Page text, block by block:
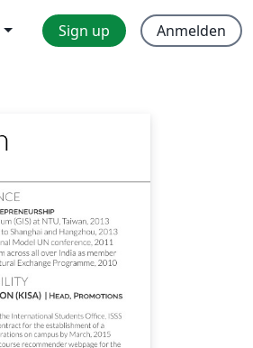
Sign up Anmelden